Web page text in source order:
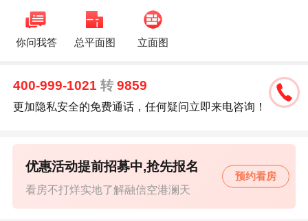
你问我答 总平面图 立面图
400-999-1021转 9859
更加隐私安全的免费通话，任何疑问立即来电咨询！
看房不打烊实地了解融信空港澜天
优惠活动提前招募中,抢先报名
预约看房